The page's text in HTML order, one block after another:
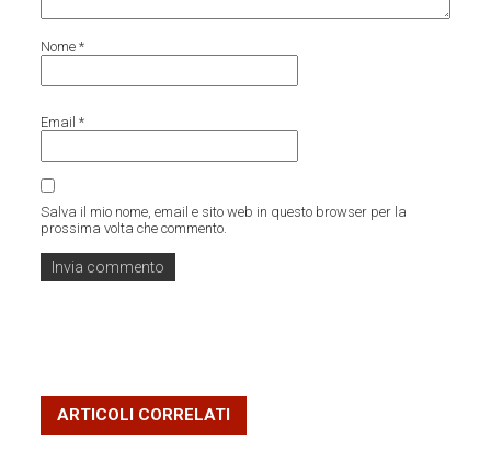
Nome*
Email*
Salva il mio nome, email e sito web in questo browser per la
prossima volta che commento.
ARTICOLI CORRELATI